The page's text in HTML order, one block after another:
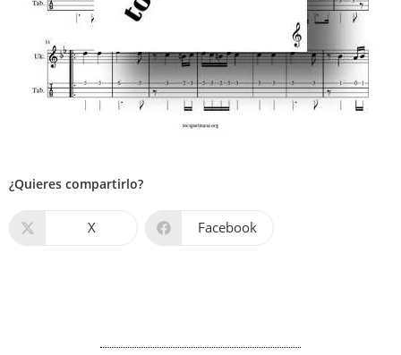
¿Quieres compartirlo?
X Facebook